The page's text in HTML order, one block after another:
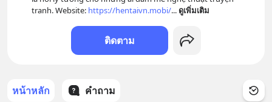
tranh. Website: https://hentaivn.mobi/... ดูเพิ่มเติม
ติดตาม
หน้าหลัก คำถาม